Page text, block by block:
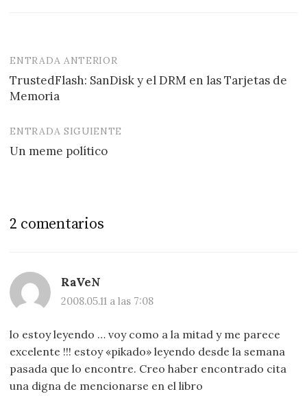
Navegación
de
ENTRADA ANTERIOR
TrustedFlash: SanDisk y el DRM en las Tarjetas de
Memoria
ENTRADA SIGUIENTE
Un meme polí­tico
2 comentarios
RaVeN
2008.05.11 a las 7:08
lo estoy leyendo … voy como a la mitad y me parece
excelente !!! estoy «pikado» leyendo desde la semana
pasada que lo encontre. Creo haber encontrado cita
una digna de mencionarse en el libro